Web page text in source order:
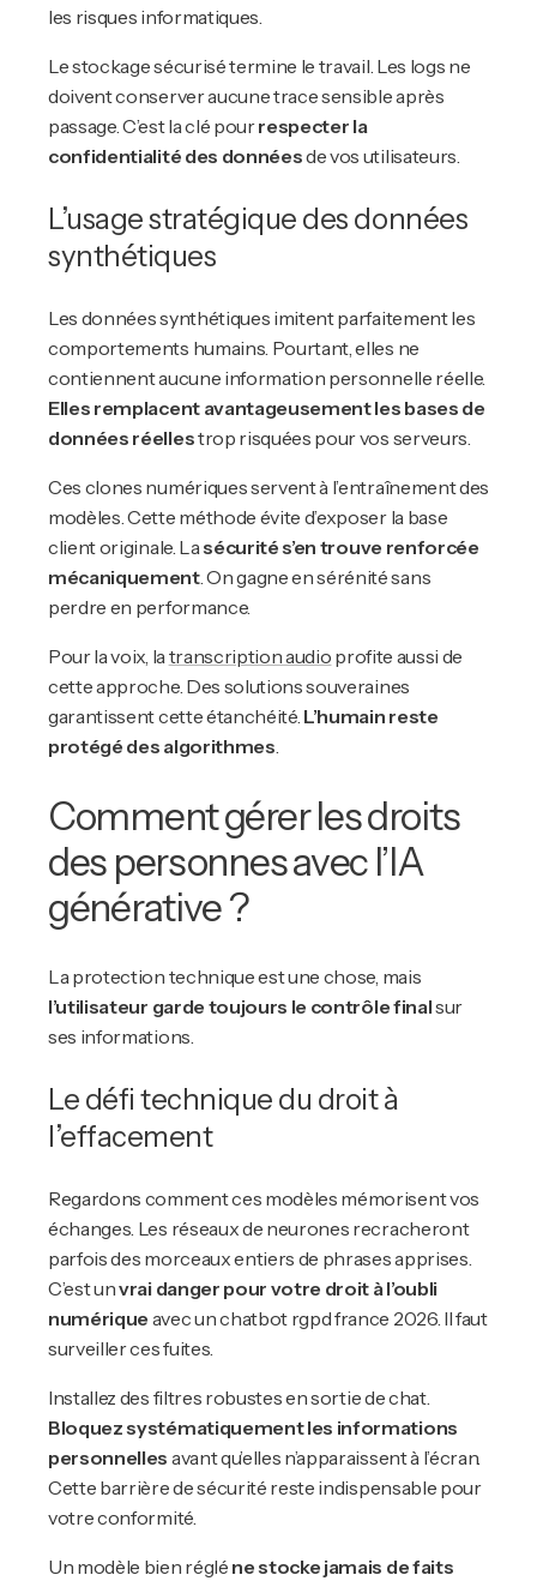
les risques informatiques.
Le stockage sécurisé termine le travail. Les logs ne
doivent conserver aucune trace sensible après
passage. C’est la clé pourrespecter la
confidentialité des donnéesde vos utilisateurs.
L’usage stratégique des données
synthétiques
Les données synthétiques imitent parfaitement les
comportements humains. Pourtant, elles ne
contiennent aucune information personnelle réelle.
Elles remplacent avantageusement les bases de
données réellestrop risquées pour vos serveurs.
Ces clones numériques servent à l’entraînement des
modèles. Cette méthode évite d’exposer la base
client originale. Lasécurité s’en trouve renforcée
mécaniquement. On gagne en sérénité sans
perdre en performance.
Pour la voix, latranscription audio profite aussi de
cette approche. Des solutions souveraines
garantissent cette étanchéité. L’humain reste
protégé des algorithmes.
Comment gérer les droits
des personnes avec l’IA
générative ?
La protection technique est une chose, mais
l’utilisateur garde toujours le contrôle finalsur
ses informations.
Le défi technique du droit à
l’effacement
Regardons comment ces modèles mémorisent vos
échanges. Les réseaux de neurones recracheront
parfois des morceaux entiers de phrases apprises.
C’est unvrai danger pour votre droit à l’oubli
numérique avec un chatbot rgpd france 2026. Il faut
surveiller ces fuites.
Installez des filtres robustes en sortie de chat.
Bloquez systématiquement les informations
personnelles avant qu’elles n’apparaissent à l’écran.
Cette barrière de sécurité reste indispensable pour
votre conformité.
Un modèle bien réglé ne stocke jamais de faits